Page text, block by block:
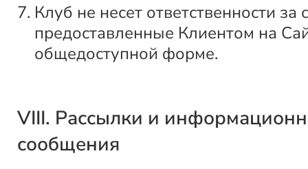
Клуб не несет ответственности за
предоставленные Клиентом на
общедоступной форме.
VIII. Рассылки и
сообщения